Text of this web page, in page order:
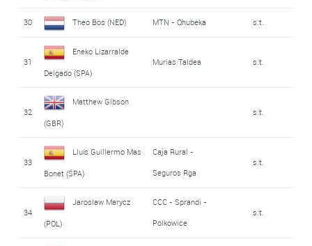
30 Theo Bos (NED) MTN - Qhubeka s.t.
31
Eneko Lizarralde
Delgado (SPA)
Murias Taldea s.t.
32
Matthew Gibson
(GBR)
s.t.
33
Lluís Guillermo Mas
Bonet (SPA)
Caja Rural -
Seguros Rga
s.t.
34
Jaroslaw Marycz
(POL)
CCC - Sprandi -
Polkowice
s.t.